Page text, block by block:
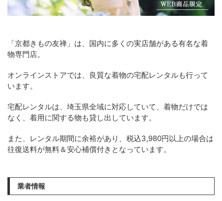
「京都きもの友禅」は、国内に多くの実店舗がある有名な着
物専門店。
オンラインストアでは、良質な着物の宅配レンタルも行って
います。
宅配レンタルは、埼玉県全域に対応していて、着物だけでは
なく、着用に関する物も貸し出しています。
また、レンタル期間に余裕があり、税込3,980円以上の場合は
往復送料が無料＆安心補償付きとなっています。
業者情報